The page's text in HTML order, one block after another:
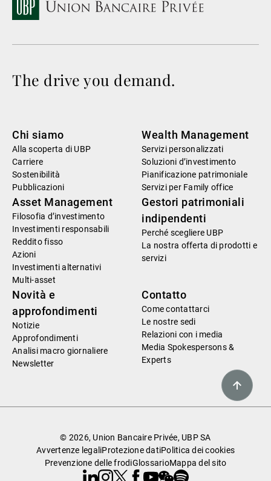
The drive you demand.
Chi siamo
Alla scoperta di UBP
Carriere
Sostenibilità
Pubblicazioni
Wealth Management
Servizi personalizzati
Soluzioni d’investimento
Pianificazione patrimoniale
Servizi per Family office
Asset Management
Filosofia d’investimento
Investimenti responsabili
Reddito fisso
Azioni
Investimenti alternativi
Multi-asset
Gestori patrimoniali
indipendenti
Perché scegliere UBP
La nostra offerta di prodotti e
servizi
Novità e
approfondimenti
Notizie
Approfondimenti
Analisi macro giornaliere
Newsletter
Contatto
Come contattarci
Le nostre sedi
Relazioni con i media
Media Spokespersons &
Experts
© 2026, Union Bancaire Privée, UBP SA
Avvertenze legaliProtezione datiPolitica dei cookies
Prevenzione delle frodiGlossarioMappa del sito
Linkedin
Instagram
X Facebook
Youtube
WeChat
Spotify